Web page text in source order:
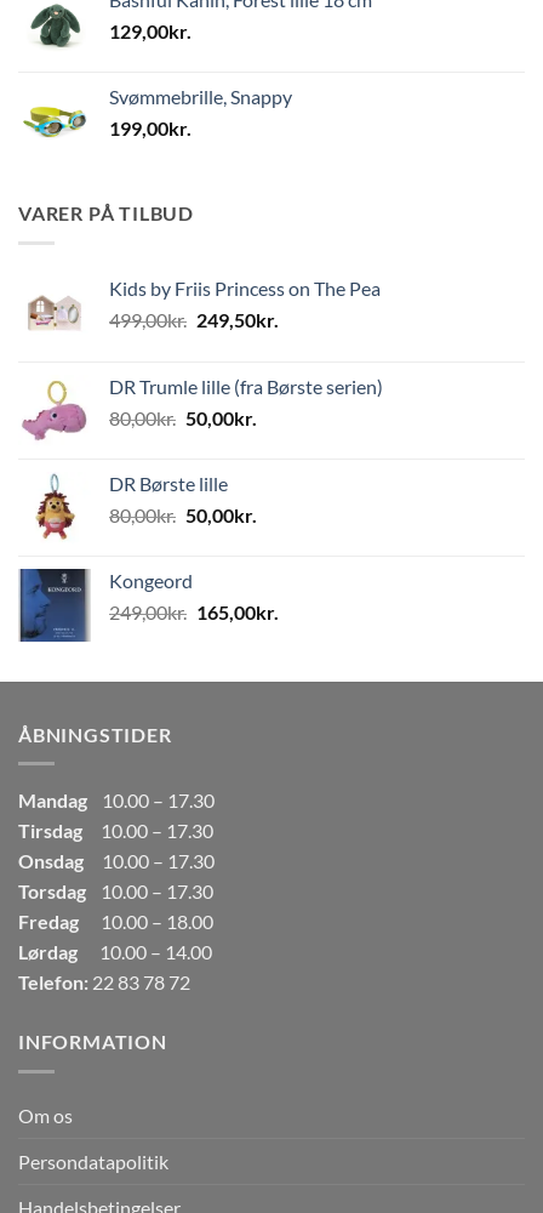
129,00kr.
Svømmebrille, Snappy
199,00kr.
VARER PÅ TILBUD
Kids by Friis Princess on The Pea
499,00kr. Den
var:
499,00kr..
249,50kr.
er:
DR Trumle lille (fra Børste serien)
80,00kr. Den
var:
80,00kr..
50,00kr.
50,00kr..
DR Børste lille
80,00kr. Den
var:
80,00kr..
50,00kr.
50,00kr..
Kongeord
249,00kr. Den
var:
165,00kr.
er:
ÅBNINGSTIDER
Mandag
10.00 – 17.30
Tirsdag
10.00 – 17.30
Onsdag
10.00 – 17.30
Torsdag
10.00 – 17.30
Fredag
10.00 – 18.00
Lørdag
10.00 – 14.00
Telefon: 22 83 78 72
INFORMATION
Om os
Persondatapolitik
Handelsbetingelser